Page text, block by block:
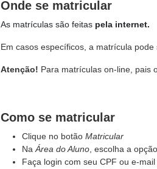
Onde se matricular
As matrículas são feitas pela internet.
Em casos específicos, a matrícula pode
Atenção! Para matrículas on-line, pais
Como se matricular
Clique no botão Matricular
Na Área do Aluno , escolha a opção
Faça login com seu CPF ou e-